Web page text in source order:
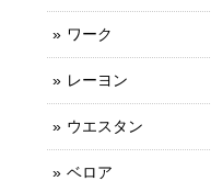
ワーク
レーヨン
ウエスタン
ベロア